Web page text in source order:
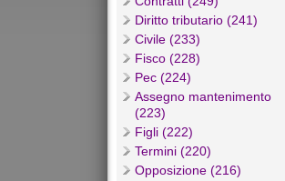
Diritto tributario (241)
Civile (233)
Fisco (228)
Pec (224)
Assegno mantenimento
(223)
Figli (222)
Termini (220)
Opposizione (216)